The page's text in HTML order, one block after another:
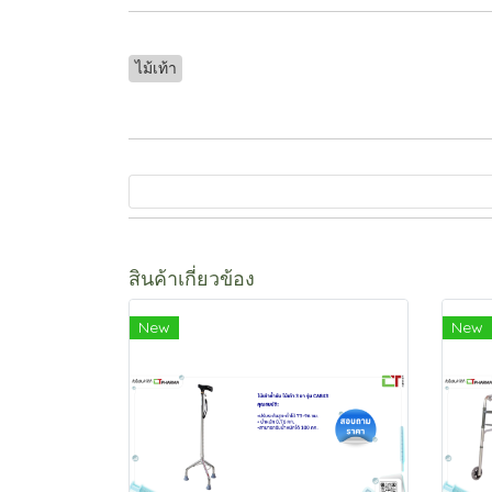
ไม้เท้า
สินค้าเกี่ยวข้อง
New New